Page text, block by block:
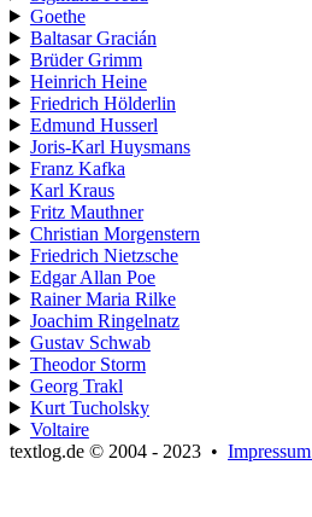
Goethe
Baltasar Gracián
Brüder Grimm
Heinrich Heine
Friedrich Hölderlin
Edmund Husserl
Joris-Karl Huysmans
Franz Kafka
Karl Kraus
Fritz Mauthner
Christian Morgenstern
Friedrich Nietzsche
Edgar Allan Poe
Rainer Maria Rilke
Joachim Ringelnatz
Gustav Schwab
Theodor Storm
Georg Trakl
Kurt Tucholsky
Voltaire
textlog.de © 2004 - 2023 • Impressum